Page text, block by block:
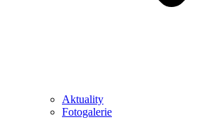
Aktuality
Fotogalerie